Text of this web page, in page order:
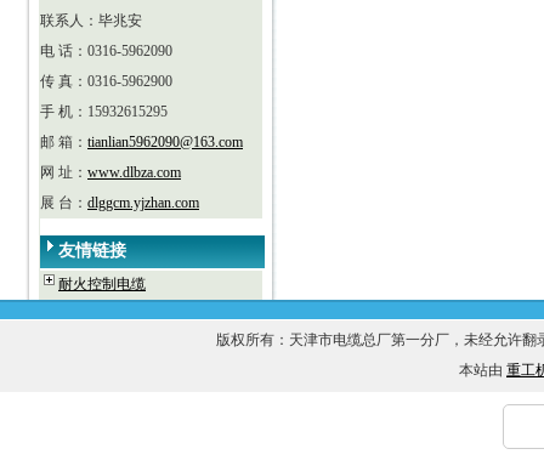
联系人：毕兆安
电 话：0316-5962090
传 真：0316-5962900
手 机：15932615295
邮 箱： tianlian5962090@163.com
网 址： www.dlbza.com
展 台： dlggcm.yjzhan.com
友情链接
耐火控制电缆
版权所有：天津市电缆总厂第一分厂，未经允许
本站由 重工